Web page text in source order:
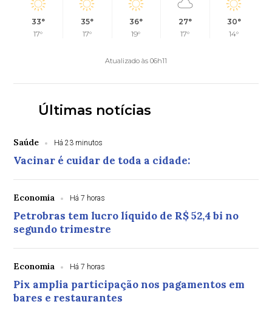
33°
17°
35°
17°
36°
19°
27°
17°
30°
14°
Atualizado às 06h11
Últimas notícias
Saúde Há 23 minutos
Vacinar é cuidar de toda a cidade:
Economia Há 7 horas
Petrobras tem lucro líquido de R$ 52,4 bi no
segundo trimestre
Economia Há 7 horas
Pix amplia participação nos pagamentos em
bares e restaurantes